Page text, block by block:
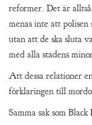
reformer. Det är
menas inte att
utan att de ska sluta
med alla stadens
Att dessa relationer
förklaringen till
Samma sak som